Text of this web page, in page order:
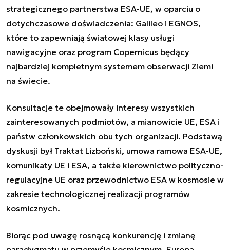
strategicznego partnerstwa ESA-UE, w oparciu o
dotychczasowe doświadczenia: Galileo i EGNOS,
które to zapewniają światowej klasy usługi
nawigacyjne oraz program Copernicus będący
najbardziej kompletnym systemem obserwacji Ziemi
na świecie.
Konsultacje te obejmowały interesy wszystkich
zainteresowanych podmiotów, a mianowicie UE, ESA i
państw członkowskich obu tych organizacji. Podstawą
dyskusji był Traktat Lizboński, umowa ramowa ESA-UE,
komunikaty UE i ESA, a także kierownictwo polityczno-
regulacyjne UE oraz przewodnictwo ESA w kosmosie w
zakresie technologicznej realizacji programów
kosmicznych.
Biorąc pod uwagę rosnącą konkurencję i zmianę